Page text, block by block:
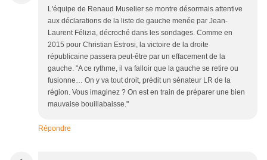
L'équipe de Renaud Muselier se montre désormais attentive
aux déclarations de la liste de gauche menée par Jean-
Laurent Félizia, décroché dans les sondages. Comme en
2015 pour Christian Estrosi, la victoire de la droite
républicaine passera peut-être par un effacement de la
gauche. "A ce rythme, il va falloir que la gauche se retire ou
fusionne… On y va tout droit, prédit un sénateur LR de la
région. Vous imaginez ? On est en train de préparer une bien
mauvaise bouillabaisse."
Répondre